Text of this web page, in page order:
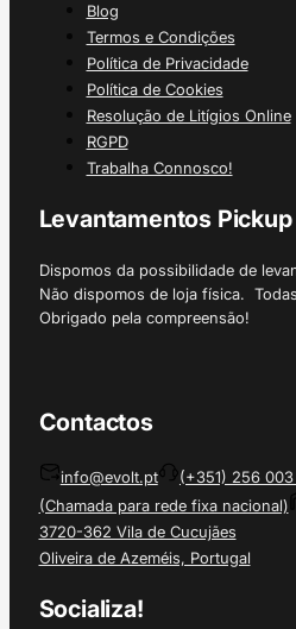
Blog
Termos e Condições
Política de Privacidade
Política de Cookies
Resolução de Litígios Online
RGPD
Trabalha Connosco!
Levantamentos Pickup
Dispomos da possibilidade de
Não dispomos de loja física.
Obrigado pela compreensão!
Contactos
info@evolt.pt
(+351) 256 003
(Chamada para rede fixa nacional)
3720-362 Vila de Cucujães
Oliveira de Azeméis, Portugal
Socializa!